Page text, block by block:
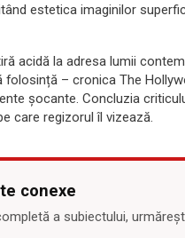
estetica imaginilor
acidă la adresa lumii
folosință – cronica The
șocante. Concluzia
care regizorul îl vizează.
conexe
a subiectului,